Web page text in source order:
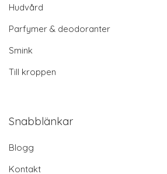
Hudvård
Parfymer & deodoranter
Smink
Till kroppen
Snabblänkar
Blogg
Kontakt